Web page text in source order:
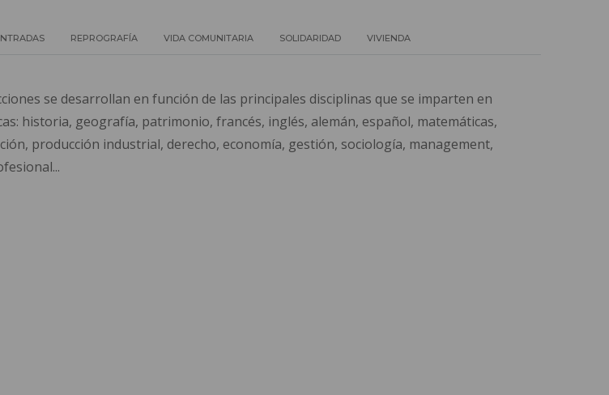
REPROGRAFÍA VIDA COMUNITARIA SOLIDARIDAD VIVIENDA
se desarrollan en función de las principales disciplinas que se imparten en
historia, geografía, patrimonio, francés, inglés, alemán, español, matemáticas,
producción industrial, derecho, economía, gestión, sociología, management,